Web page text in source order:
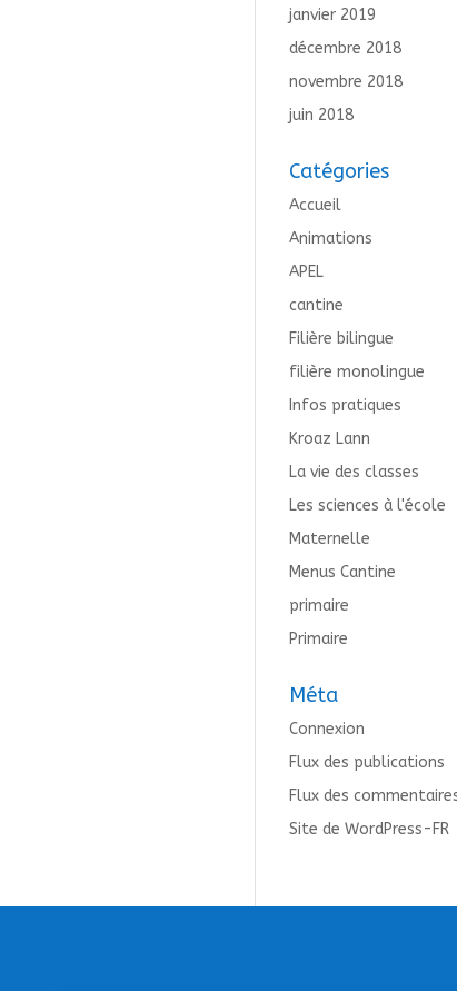
janvier 2019
décembre 2018
novembre 2018
juin 2018
Catégories
Accueil
Animations
APEL
cantine
Filière bilingue
filière monolingue
Infos pratiques
Kroaz Lann
La vie des classes
Les sciences à l'école
Maternelle
Menus Cantine
primaire
Primaire
Méta
Connexion
Flux des publications
Flux des
Site de WordPress-FR